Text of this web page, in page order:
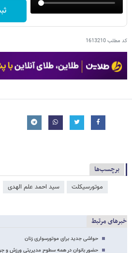
کد مطلب1613210
برچسب‌ها
موتورسیکلت سید احمد علم الهدی
خبرهای مرتبط
حواشی جدید برای موتورسواری زنان
حضور بانوان در همه سطوح مدیریتی ورزش و